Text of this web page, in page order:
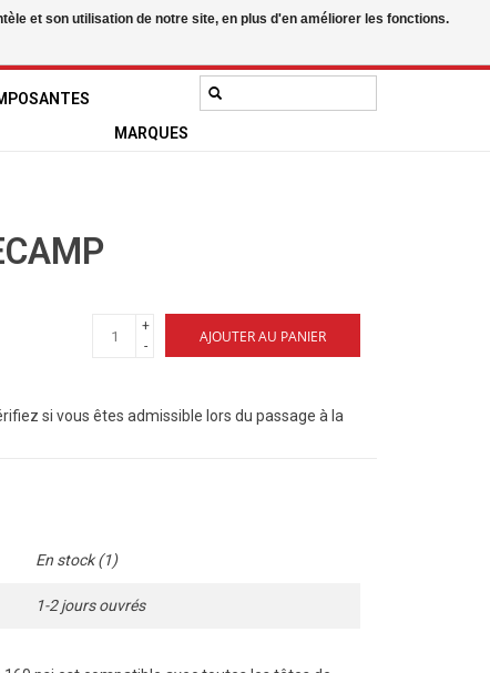
MARQUES
+
-
AJOUTER AU PANIER
si vous êtes admissible lors du passage à la
En stock(1)
1-2 jours ouvrés
et son utilisation de notre site, en plus d'en améliorer les fonctions.